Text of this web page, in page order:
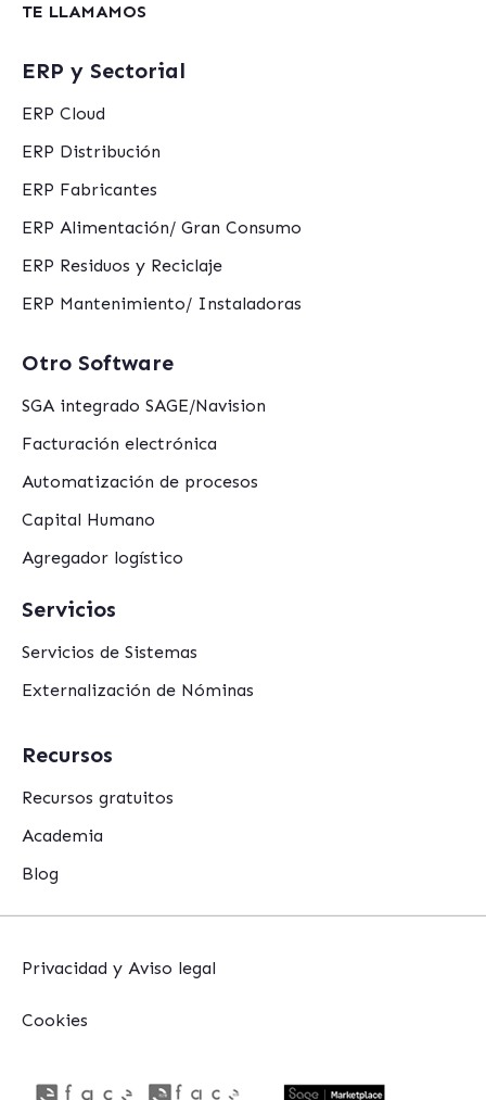
TE LLAMAMOS
ERP y Sectorial
ERP Cloud
ERP Distribución
ERP Fabricantes
ERP Alimentación/ Gran Consumo
ERP Residuos y Reciclaje
ERP Mantenimiento/ Instaladoras
Otro Software
SGA integrado SAGE/Navision
Facturación electrónica
Automatización de procesos
Capital Humano
Agregador logístico
Servicios
Servicios de Sistemas
Externalización de Nóminas
Recursos
Recursos gratuitos
Academia
Blog
Privacidad y Aviso legal
Cookies